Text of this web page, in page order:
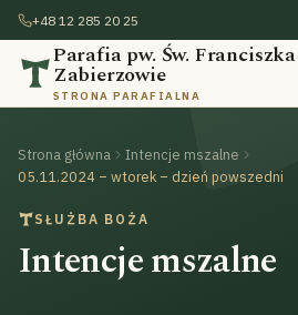
+48 12 285 20 25
Parafia pw. Św.
Zabierzowie
STRONA PARAFIALNA
Strona główna
Intencje mszalne
05.11.2024 – wtorek – dzień powszedni
SŁUŻBA BOŻA
Intencje mszalne